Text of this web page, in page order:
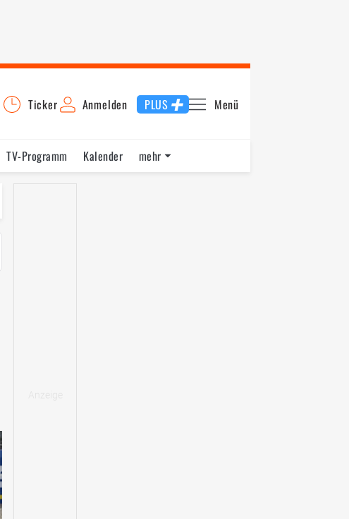
Ticker Anmelden PLUS Menü
TV-Programm
Kalender
mehr